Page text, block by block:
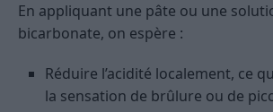
En appliquant une pâte ou une
bicarbonate, on espère :
Réduire l’acidité localement, ce
la sensation de brûlure ou de